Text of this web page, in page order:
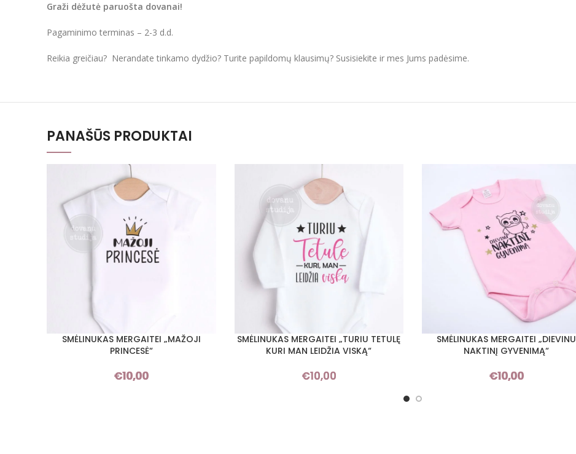
Graži dėžutė paruošta dovanai!
Pagaminimo terminas – 2-3 d.d.
Reikia greičiau? Nerandate tinkamo dydžio? Turite papildomų klausimų? Susisiekite ir mes Jums padėsime.
PANAŠŪS PRODUKTAI
PASIRINKTI SAVYBES
SMĖLINUKAS MERGAITEI „MAŽOJI
PRINCESĖ“
€10,00
PASIRINKTI SAVYBES
SMĖLINUKAS MERGAITEI „TURIU TETULĘ
KURI MAN LEIDŽIA VISKĄ“
€10,00
PASIRINKTI SAVYBES
SMĖLINUKAS MERGAITEI „DIEVINU
NAKTINĮ GYVENIMĄ“
€10,00